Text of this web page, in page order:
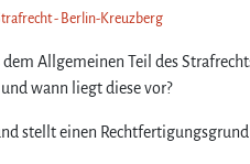
- Berlin-Kreuzberg
Allgemeinen Teil des
wann liegt diese vor?
stellt einen Rechtfertigungsgrund